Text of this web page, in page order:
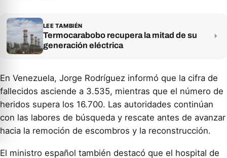
LEE TAMBIÉN
Termocarabobo recupera la mitad de su
generación eléctrica
En Venezuela, Jorge Rodríguez informó que la cifra de
fallecidos asciende a 3.535, mientras que el número de
heridos supera los 16.700. Las autoridades continúan
con las labores de búsqueda y rescate antes de avanzar
hacia la remoción de escombros y la reconstrucción.
El ministro español también destacó que el hospital de